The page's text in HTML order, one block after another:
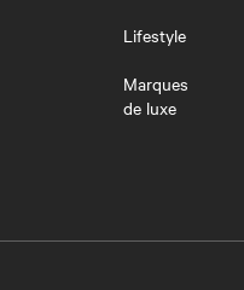
Lifestyle
Marques
de luxe